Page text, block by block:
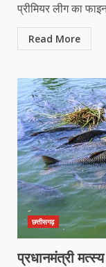
प्रीमियर लीग का
Read More
छत्तीसगढ़
प्रधानमंत्री